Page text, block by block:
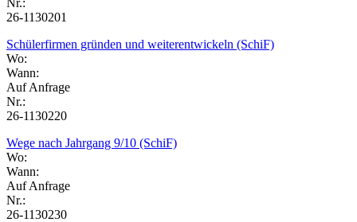
26-1130201
Schülerfirmen gründen und weiterentwickeln (SchiF)
Wo:
Wann:
Auf Anfrage
Nr.:
26-1130220
Wege nach Jahrgang 9/10 (SchiF)
Wo:
Wann:
Auf Anfrage
Nr.:
26-1130230